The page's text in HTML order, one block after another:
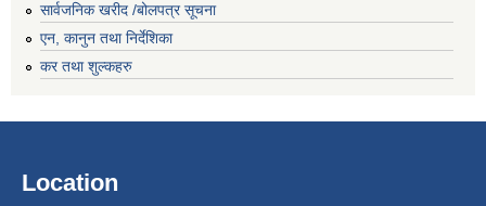
सार्वजनिक खरीद /बोलपत्र सूचना
एन, कानुन तथा निर्देशिका
कर तथा शुल्कहरु
Location